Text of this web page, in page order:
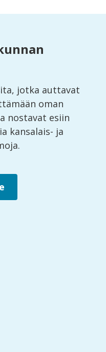
jotka auttavat
oman
nostavat esiin
kansalais- ja